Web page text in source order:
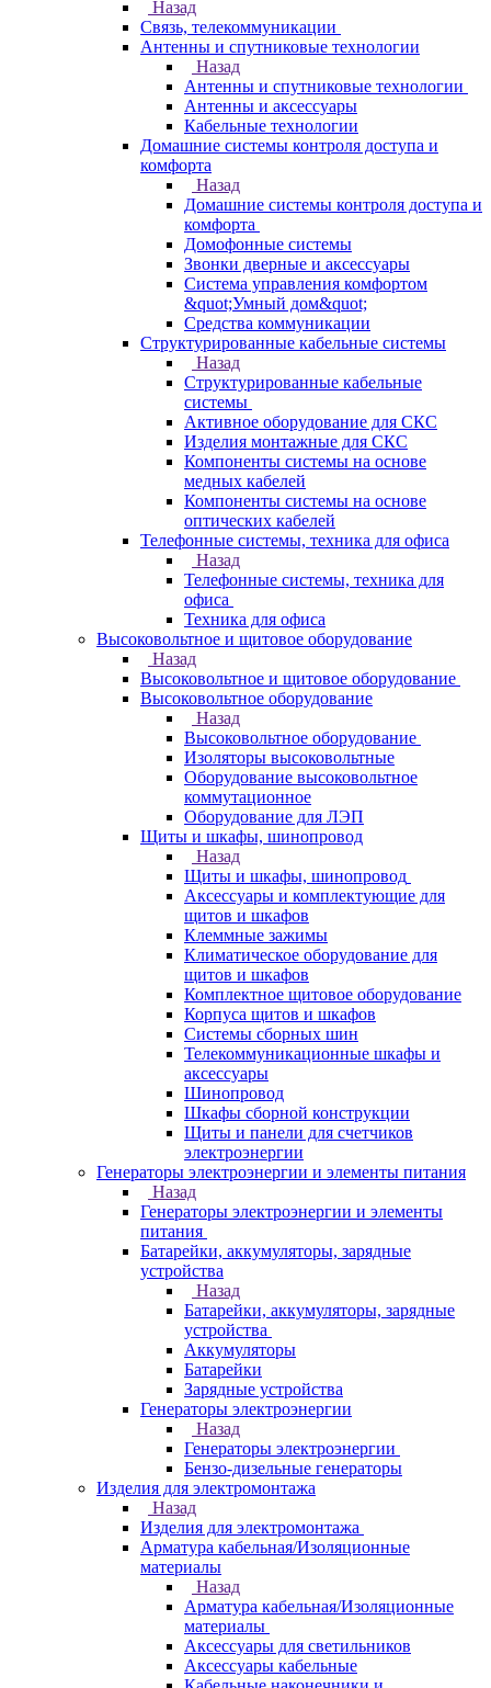
Назад
Связь, телекоммуникации
Антенны и спутниковые технологии
Назад
Антенны и спутниковые технологии
Антенны и аксессуары
Кабельные технологии
Домашние системы контроля доступа и
комфорта
Назад
Домашние системы контроля доступа и
комфорта
Домофонные системы
Звонки дверные и аксессуары
Система управления комфортом
&quot;Умный дом&quot;
Средства коммуникации
Структурированные кабельные системы
Назад
Структурированные кабельные
системы
Активное оборудование для СКС
Изделия монтажные для СКС
Компоненты системы на основе
медных кабелей
Компоненты системы на основе
оптических кабелей
Телефонные системы, техника для офиса
Назад
Телефонные системы, техника для
офиса
Техника для офиса
Высоковольтное и щитовое оборудование
Назад
Высоковольтное и щитовое оборудование
Высоковольтное оборудование
Назад
Высоковольтное оборудование
Изоляторы высоковольтные
Оборудование высоковольтное
коммутационное
Оборудование для ЛЭП
Щиты и шкафы, шинопровод
Назад
Щиты и шкафы, шинопровод
Аксессуары и комплектующие для
щитов и шкафов
Клеммные зажимы
Климатическое оборудование для
щитов и шкафов
Комплектное щитовое оборудование
Корпуса щитов и шкафов
Системы сборных шин
Телекоммуникационные шкафы и
аксессуары
Шинопровод
Шкафы сборной конструкции
Щиты и панели для счетчиков
электроэнергии
Генераторы электроэнергии и элементы питания
Назад
Генераторы электроэнергии и элементы
питания
Батарейки, аккумуляторы, зарядные
устройства
Назад
Батарейки, аккумуляторы, зарядные
устройства
Аккумуляторы
Батарейки
Зарядные устройства
Генераторы электроэнергии
Назад
Генераторы электроэнергии
Бензо-дизельные генераторы
Изделия для электромонтажа
Назад
Изделия для электромонтажа
Арматура кабельная/Изоляционные
материалы
Назад
Арматура кабельная/Изоляционные
материалы
Аксессуары для светильников
Аксессуары кабельные